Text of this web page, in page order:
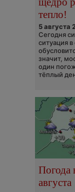
тепло!
5 августа
Сегодня
ситуация
значит,
один
тёплый
Погода
августа